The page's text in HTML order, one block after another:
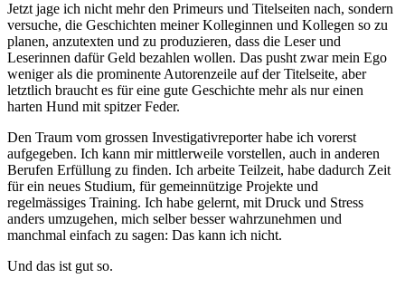
Jetzt jage ich nicht mehr den Primeurs und Titelseiten nach, sondern
versuche, die Geschichten meiner Kolleginnen und Kollegen so zu
planen, anzutexten und zu produzieren, dass die Leser und
Leserinnen dafür Geld bezahlen wollen. Das pusht zwar mein Ego
weniger als die prominente Autorenzeile auf der Titelseite, aber
letztlich braucht es für eine gute Geschichte mehr als nur einen
harten Hund mit spitzer Feder.
Den Traum vom grossen Investigativreporter habe ich vorerst
aufgegeben. Ich kann mir mittlerweile vorstellen, auch in anderen
Berufen Erfüllung zu finden. Ich arbeite Teilzeit, habe dadurch Zeit
für ein neues Studium, für gemeinnützige Projekte und
regelmässiges Training. Ich habe gelernt, mit Druck und Stress
anders umzugehen, mich selber besser wahrzunehmen und
manchmal einfach zu sagen: Das kann ich nicht.
Und das ist gut so.